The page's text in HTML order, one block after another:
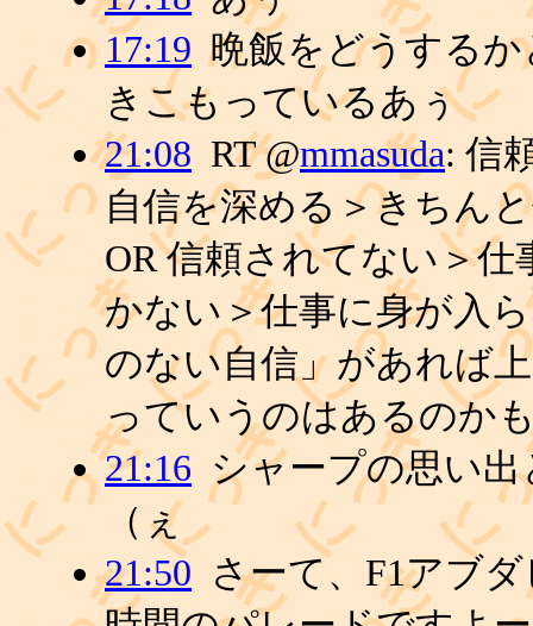
17:19 晩飯をどうする
きこもっているあぅ
21:08 RT @mmasuda: 信
自信を深める＞きちん
OR 信頼されてない＞
かない＞仕事に身が入
のない自信」があれば
っていうのはあるのか
21:16 シャープの思い
（ぇ
21:50 さーて、F1アブ